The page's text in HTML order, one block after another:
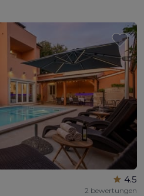
4.5
2 bewertungen